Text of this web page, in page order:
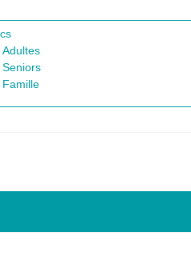
Adultes
Seniors
Famille